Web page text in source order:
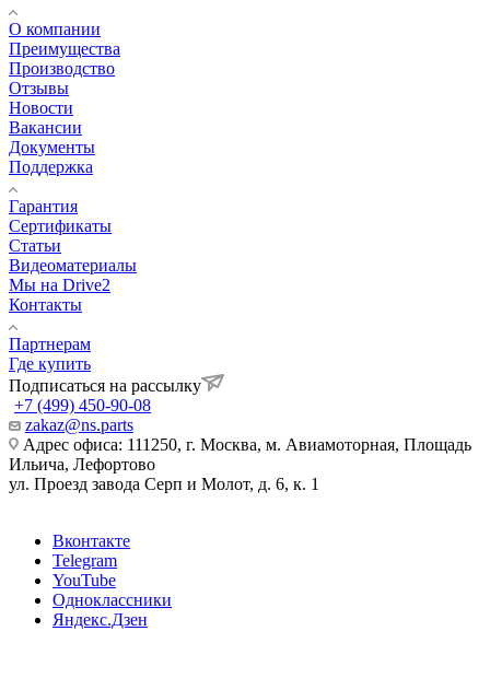
О компании
Преимущества
Производство
Отзывы
Новости
Вакансии
Документы
Поддержка
Гарантия
Сертификаты
Статьи
Видеоматериалы
Мы на Drive2
Контакты
Партнерам
Где купить
Подписаться на рассылку
+7 (499) 450-90-08
zakaz@ns.parts
Адрес офиса: 111250, г. Москва, м. Авиамоторная, Площадь
Ильича, Лефортово
ул. Проезд завода Серп и Молот, д. 6, к. 1
Вконтакте
Telegram
YouTube
Одноклассники
Яндекс.Дзен